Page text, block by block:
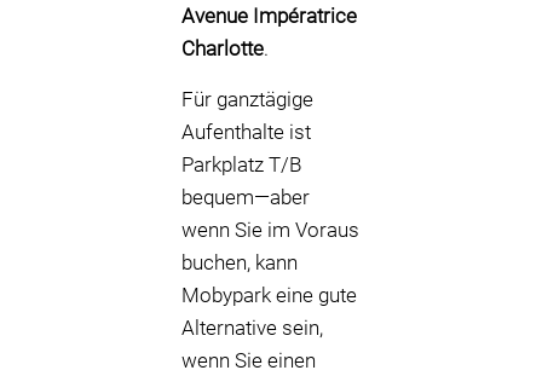
Avenue Impératrice
Charlotte.
Für ganztägige
Aufenthalte ist
Parkplatz T/B
bequem—aber
wenn Sie im Voraus
buchen, kann
Mobypark eine gute
Alternative sein,
wenn Sie einen